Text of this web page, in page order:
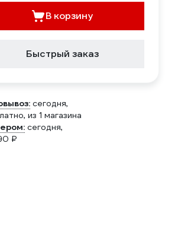
В корзину
Быстрый заказ
сегодня,
, из 1 магазина
сегодня,
₽